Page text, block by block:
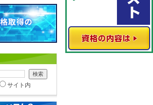
サイト内